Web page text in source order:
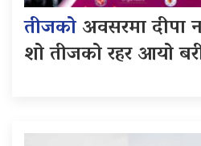
तीजकोअवसरमा दीपा
शो तीजको रहर आयो